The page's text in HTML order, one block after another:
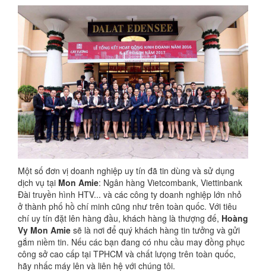
Một số đơn vị doanh nghiệp uy tín đã tin dùng và sử dụng
dịch vụ tại Mon Amie: Ngân hàng Vietcombank, Viettinbank
Đài truyền hình HTV... và các công ty doanh nghiệp lớn nhỏ
ở thành phố hồ chí minh cũng như trên toàn quốc. Với tiêu
chí uy tín đặt lên hàng đầu, khách hàng là thượng đế, Hoàng
Vy Mon Amie sẽ là nơi để quý khách hàng tin tưởng và gửi
gắm niềm tin. Nếu các bạn đang có nhu cầu may đồng phục
công sở cao cấp tại TPHCM và chất lưọng trên toàn quốc,
hãy nhấc máy lên và liên hệ với chúng tôi.